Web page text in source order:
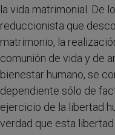
la vida matrimonial. De
reduccionista que
matrimonio, la
comunión de vida y de
bienestar humano, se
dependiente sólo de
ejercicio de la libertad
verdad que esta libertad